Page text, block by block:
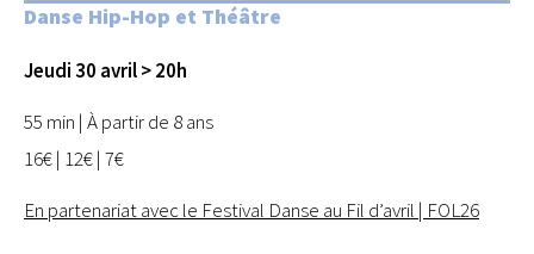
Danse Hip-Hop et Théâtre
Jeudi 30 avril > 20h
55 min | À partir de 8 ans
16€ | 12€ | 7€
En partenariat avec le Festival Danse au Fil d’avril | FOL26